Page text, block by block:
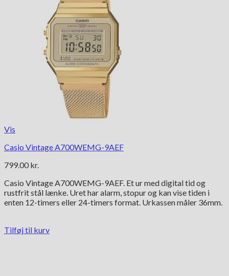
Vis
Casio Vintage A700WEMG-9AEF
799.00 kr.
Casio Vintage A700WEMG-9AEF. Et ur med digital tid og
rustfrit stål lænke. Uret har alarm, stopur og kan vise tiden i
enten 12-timers eller 24-timers format. Urkassen måler 36mm.
Tilføj til kurv